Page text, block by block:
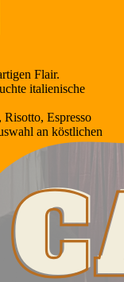
Flair.
italienische
Risotto, Espresso
an köstlichen